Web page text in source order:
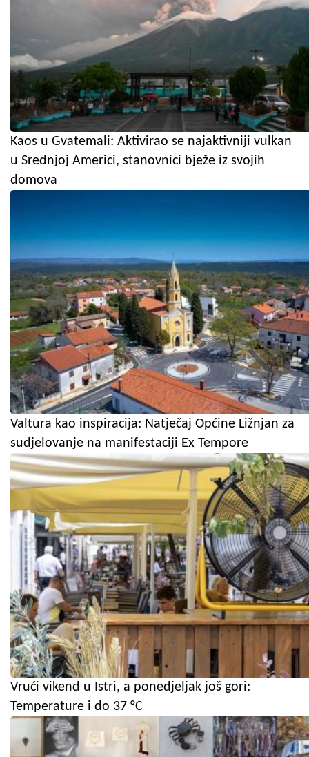
Kaos u Gvatemali: Aktivirao se najaktivniji vulkan
u Srednjoj Americi, stanovnici bježe iz svojih
domova
Valtura kao inspiracija: Natječaj Općine Ližnjan za
sudjelovanje na manifestaciji Ex Tempore
Vrući vikend u Istri, a ponedjeljak još gori:
Temperature i do 37 °C